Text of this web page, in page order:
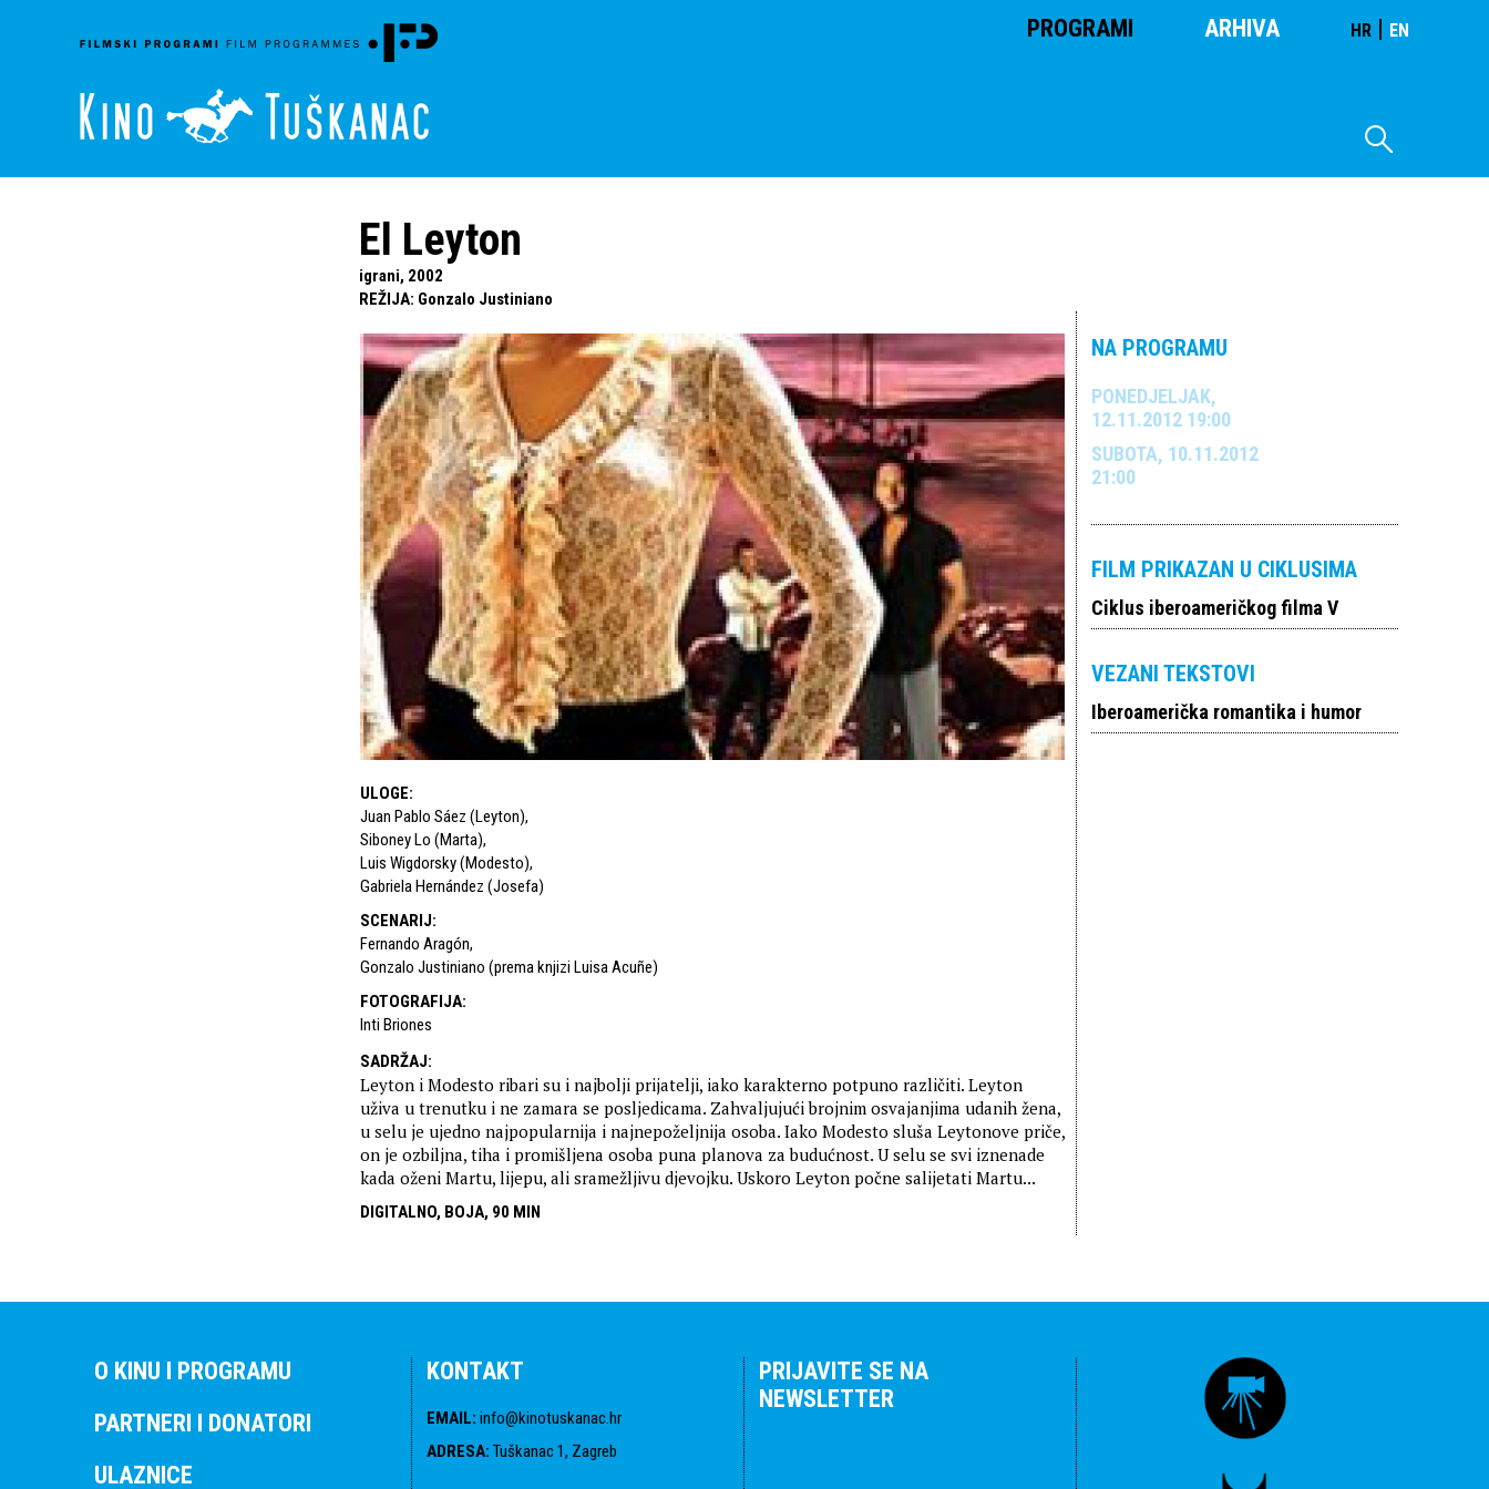
PROGRAMI ARHIVA HR | EN
El Leyton
igrani, 2002
REŽIJA: Gonzalo Justiniano
ULOGE:
Juan Pablo Sáez (Leyton),
Siboney Lo (Marta),
Luis Wigdorsky (Modesto),
Gabriela Hernández (Josefa)
SCENARIJ:
Fernando Aragón,
Gonzalo Justiniano (prema knjizi Luisa Acuñe)
FOTOGRAFIJA:
Inti Briones
SADRŽAJ:
Leyton i Modesto ribari su i najbolji prijatelji, iako karakterno potpuno različiti. Leyton
uživa u trenutku i ne zamara se posljedicama. Zahvaljujući brojnim osvajanjima udanih žena,
u selu je ujedno najpopularnija i najnepoželjnija osoba. Iako Modesto sluša Leytonove priče,
on je ozbiljna, tiha i promišljena osoba puna planova za budućnost. U selu se svi iznenade
kada oženi Martu, lijepu, ali sramežljivu djevojku. Uskoro Leyton počne salijetati Martu...
DIGITALNO, BOJA, 90 MIN
NA PROGRAMU
PONEDJELJAK,
12.11.2012 19:00
SUBOTA, 10.11.2012
21:00
FILM PRIKAZAN U CIKLUSIMA
Ciklus iberoameričkog filma V
VEZANI TEKSTOVI
Iberoamerička romantika i humor
O KINU I PROGRAMU
PARTNERI I DONATORI
ULAZNICE
KONTAKT
EMAIL: info@kinotuskanac.hr
ADRESA: Tuškanac 1, Zagreb
PRIJAVITE SE NA
NEWSLETTER